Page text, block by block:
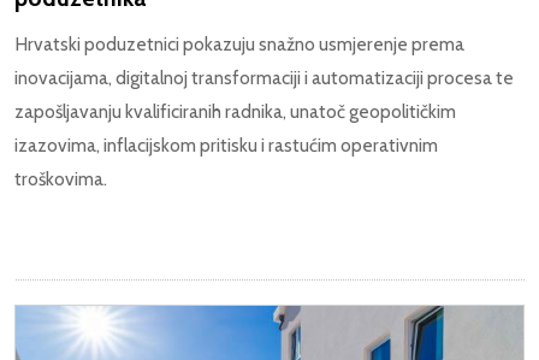
Hrvatski poduzetnici pokazuju snažno usmjerenje prema
inovacijama, digitalnoj transformaciji i automatizaciji procesa te
zapošljavanju kvalificiranih radnika, unatoč geopolitičkim
izazovima, inflacijskom pritisku i rastućim operativnim
troškovima.